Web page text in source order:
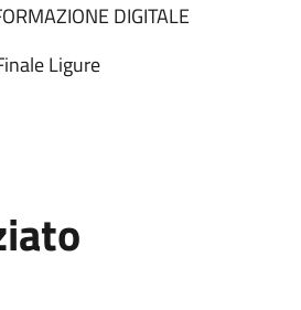
DIGITALE
Ligure